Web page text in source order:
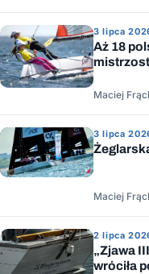
3 lipca
Aż 18
Maciej
3 lipca
Maciej
2 lipca
„Zjawa
wróciła